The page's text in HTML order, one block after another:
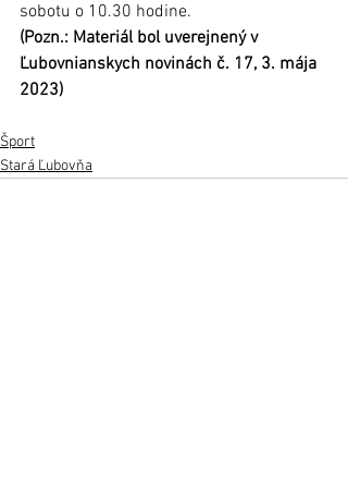
sobotu o 10.30 hodine.
(Pozn.: Materiál bol uverejnený v
Ľubovnianskych novinách č. 17, 3. mája
2023)
Šport
Stará Ľubovňa